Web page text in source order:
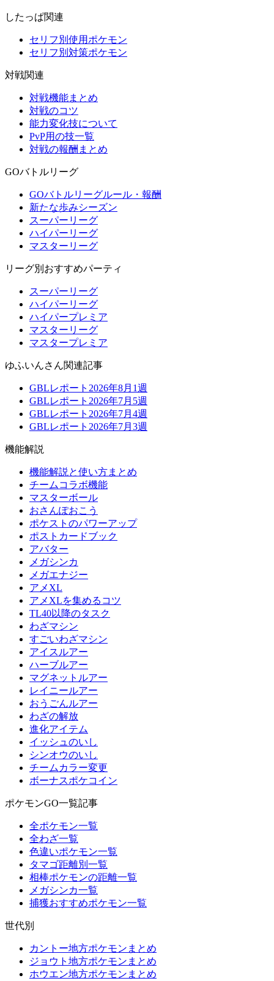
したっぱ関連
セリフ別使用ポケモン
セリフ別対策ポケモン
対戦関連
対戦機能まとめ
対戦のコツ
能力変化技について
PvP用の技一覧
対戦の報酬まとめ
GOバトルリーグ
GOバトルリーグルール・報酬
新たな歩みシーズン
スーパーリーグ
ハイパーリーグ
マスターリーグ
リーグ別おすすめパーティ
スーパーリーグ
ハイパーリーグ
ハイパープレミア
マスターリーグ
マスタープレミア
ゆふいんさん関連記事
GBLレポート2026年8月1週
GBLレポート2026年7月5週
GBLレポート2026年7月4週
GBLレポート2026年7月3週
機能解説
機能解説と使い方まとめ
チームコラボ機能
マスターボール
おさんぽおこう
ポケストのパワーアップ
ポストカードブック
アバター
メガシンカ
メガエナジー
アメXL
アメXLを集めるコツ
TL40以降のタスク
わざマシン
すごいわざマシン
アイスルアー
ハーブルアー
マグネットルアー
レイニールアー
おうごんルアー
わざの解放
進化アイテム
イッシュのいし
シンオウのいし
チームカラー変更
ボーナスポケコイン
ポケモンGO一覧記事
全ポケモン一覧
全わざ一覧
色違いポケモン一覧
タマゴ距離別一覧
相棒ポケモンの距離一覧
メガシンカ一覧
捕獲おすすめポケモン一覧
世代別
カントー地方ポケモンまとめ
ジョウト地方ポケモンまとめ
ホウエン地方ポケモンまとめ